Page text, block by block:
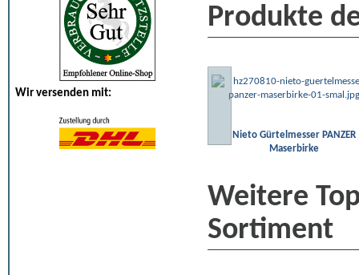
Wir versenden mit:
Produkte
Nieto Gürtelmesser PANZER
Maserbirke
Weitere
Sortiment